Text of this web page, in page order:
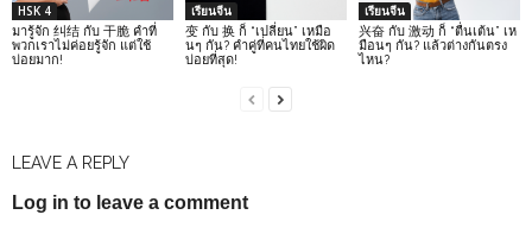
HSK 4
มารู้จัก 纠结 กับ 干脆 คำที่
พวกเราไม่ค่อยรู้จัก แต่ใช้
บ่อยมาก!
เรียนจีน
变 กับ 换 ก็ “เปลี่ยน” เหมือ
นๆ กัน? คำคู่ที่คนไทยใช้ผิด
บ่อยที่สุด!
เรียนจีน
兴奋 กับ 激动 ก็ “ตื่นเต้น” เห
มือนๆ กัน? แล้วต่างกันตรง
ไหน?
LEAVE A REPLY
Log in to leave a comment